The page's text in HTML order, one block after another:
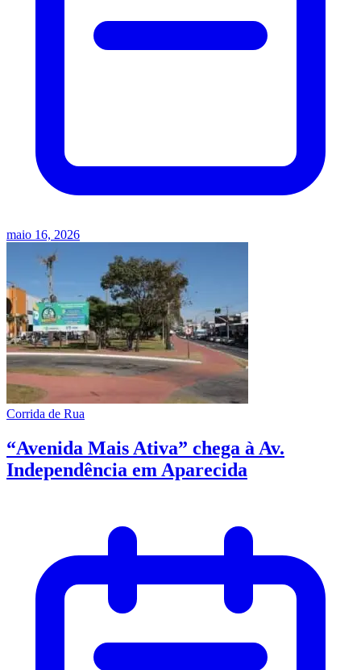
maio 16, 2026
Corrida de Rua
“Avenida Mais Ativa” chega à Av.
Independência em Aparecida